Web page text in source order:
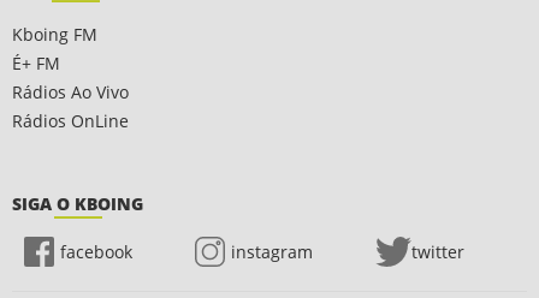
Kboing FM
É+ FM
Rádios Ao Vivo
Rádios OnLine
SIGA O KBOING
facebook instagram twitter